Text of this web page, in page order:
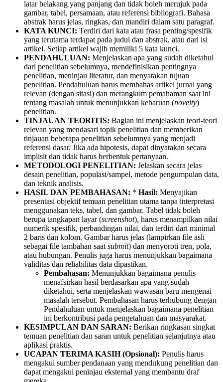
latar belakang yang panjang dan tidak boleh merujuk pada
gambar, tabel, persamaan, atau referensi bibliografi. Bahasa
abstrak harus jelas, ringkas, dan mandiri dalam satu paragraf.
KATA KUNCI: Terdiri dari kata atau frasa penting/spesifik
yang terutama terdapat pada judul dan abstrak, atau dari isi
artikel. Setiap artikel wajib memiliki 5 kata kunci.
PENDAHULUAN: Menjelaskan apa yang sudah diketahui
dari penelitian sebelumnya, mendefinisikan pentingnya
penelitian, meninjau literatur, dan menyatakan tujuan
penelitian. Pendahuluan harus membahas artikel jurnal yang
relevan (dengan sitasi) dan merangkum pemahaman saat ini
tentang masalah untuk menunjukkan kebaruan (novelty)
penelitian.
TINJAUAN TEORITIS: Bagian ini menjelaskan teori-teori
relevan yang mendasari topik penelitian dan memberikan
tinjauan beberapa penelitian sebelumnya yang menjadi
referensi dasar. Jika ada hipotesis, dapat dinyatakan secara
implisit dan tidak harus berbentuk pertanyaan.
METODOLOGI PENELITIAN: Jelaskan secara jelas
desain penelitian, populasi/sampel, metode pengumpulan data,
dan teknik analisis.
HASIL DAN PEMBAHASAN: * Hasil: Menyajikan
presentasi objektif temuan penelitian utama tanpa interpretasi
menggunakan teks, tabel, dan gambar. Tabel tidak boleh
berupa tangkapan layar (screenshot), harus menampilkan nilai
numerik spesifik, perbandingan nilai, dan terdiri dari minimal
2 baris dan kolom. Gambar harus jelas (lampirkan file asli
sebagai file tambahan saat submit) dan menyoroti tren, pola,
atau hubungan. Penulis juga harus menunjukkan bagaimana
validitas dan reliabilitas data dipastikan.
Pembahasan: Menunjukkan bagaimana penulis
menafsirkan hasil berdasarkan apa yang sudah
diketahui, serta menjelaskan wawasan baru mengenai
masalah tersebut. Pembahasan harus terhubung dengan
Pendahuluan untuk menjelaskan bagaimana penelitian
ini berkontribusi pada pengetahuan dan masyarakat.
KESIMPULAN DAN SARAN: Berikan ringkasan singkat
temuan penelitian dan saran untuk penelitian selanjutnya atau
aplikasi praktis.
UCAPAN TERIMA KASIH (Opsional): Penulis harus
mengakui sumber pendanaan yang mendukung penelitian dan
dapat mengakui peninjau eksternal yang membantu draf